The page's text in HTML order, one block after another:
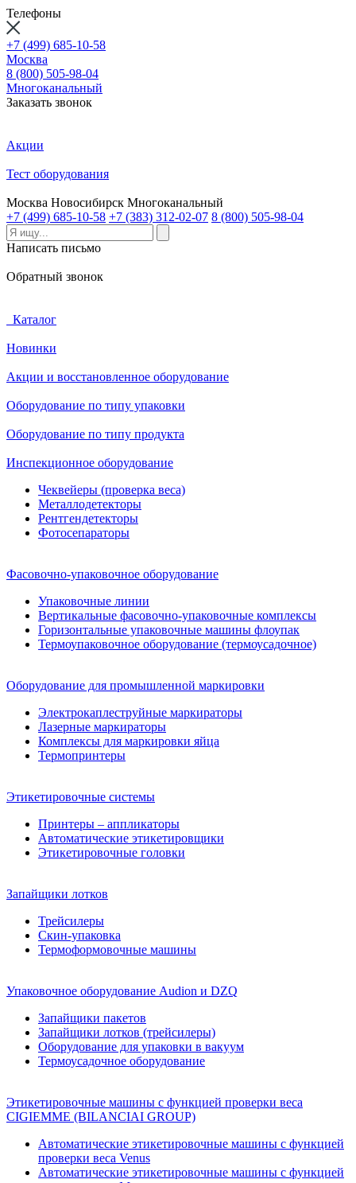
Телефоны
+7 (499) 685-10-58
Москва
8 (800) 505-98-04
Многоканальный
Заказать звонок
Акции
Тест оборудования
Москва Новосибирск Многоканальный
+7 (499) 685-10-58 +7 (383) 312-02-07 8 (800) 505-98-04
Написать письмо
Обратный звонок
Каталог
Новинки
Акции и восстановленное оборудование
Оборудование по типу упаковки
Оборудование по типу продукта
Инспекционное оборудование
Чеквейеры (проверка веса)
Металлодетекторы
Рентгендетекторы
Фотосепараторы
Фасовочно-упаковочное оборудование
Упаковочные линии
Вертикальные фасовочно-упаковочные комплексы
Горизонтальные упаковочные машины флоупак
Термоупаковочное оборудование (термоусадочное)
Оборудование для промышленной маркировки
Электрокаплеструйные маркираторы
Лазерные маркираторы
Комплексы для маркировки яйца
Термопринтеры
Этикетировочные системы
Принтеры – аппликаторы
Автоматические этикетировщики
Этикетировочные головки
Запайщики лотков
Трейсилеры
Скин-упаковка
Термоформовочные машины
Упаковочное оборудование Audion и DZQ
Запайщики пакетов
Запайщики лотков (трейсилеры)
Оборудование для упаковки в вакуум
Термоусадочное оборудование
Этикетировочные машины с функцией проверки веса
CIGIEMME (BILANCIAI GROUP)
Автоматические этикетировочные машины с функцией
проверки веса Venus
Автоматические этикетировочные машины с функцией